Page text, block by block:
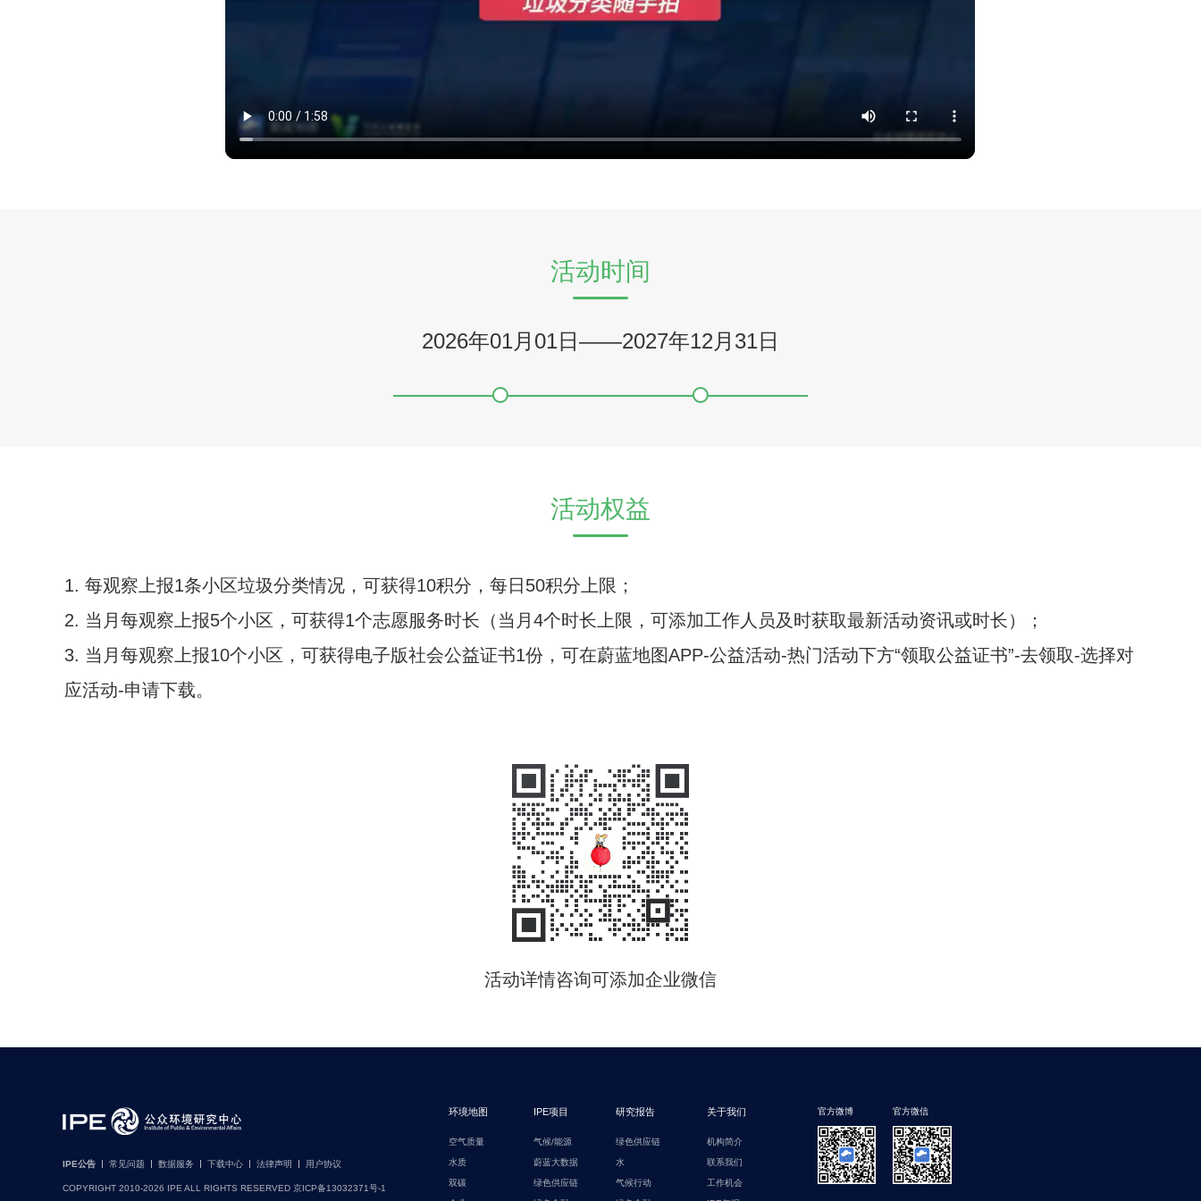
活动时间
2026年01月01日 ——2027年12月31日
活动权益
1. 每观察上报1条小区垃圾分类情况，可获得10积分，每日50积分上限；
2. 当月每观察上报5个小区，可获得1个志愿服务时长（当月4个时长上限，可添加工作人员及时获取最新活动资讯或时长）；
3. 当月每观察上报10个小区，可获得电子版社会公益证书1份，可在蔚蓝地图APP-公益活动-热门活动下方“领取公益证书”-去领取-选择对
应活动-申请下载。
活动详情咨询可添加企业微信
IPE公告 常见问题 数据服务 下载中心 法律声明 用户协议
COPYRIGHT 2010-2026 IPE ALL RIGHTS RESERVED 京ICP备13032371号-1
环境地图
空气质量
水质
双碳
IPE项目
气候/能源
蔚蓝大数据
绿色供应链
研究报告
绿色供应链
水
气候行动
关于我们
机构简介
联系我们
工作机会
官方微博 官方微信